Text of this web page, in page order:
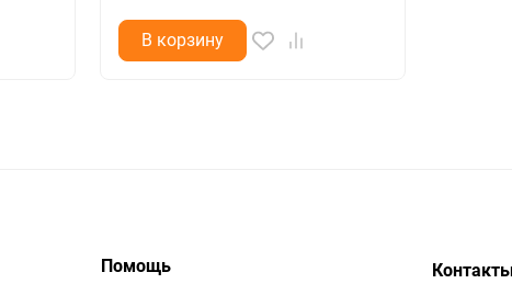
В корзину
Помощь